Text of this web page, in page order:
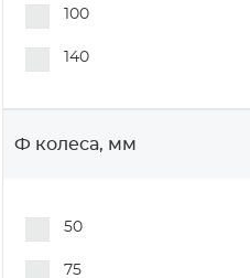
100
140
Ф колеса, мм
50
75